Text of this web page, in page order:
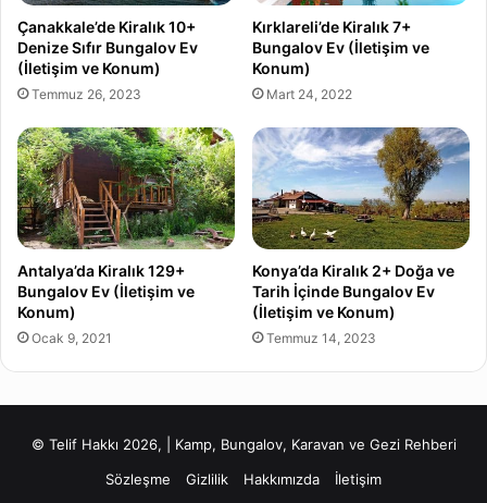
Çanakkale’de Kiralık 10+
Denize Sıfır Bungalov Ev
(İletişim ve Konum)
Temmuz 26, 2023
Kırklareli’de Kiralık 7+
Bungalov Ev (İletişim ve
Konum)
Mart 24, 2022
Antalya’da Kiralık 129+
Bungalov Ev (İletişim ve
Konum)
Ocak 9, 2021
Konya’da Kiralık 2+ Doğa ve
Tarih İçinde Bungalov Ev
(İletişim ve Konum)
Temmuz 14, 2023
© Telif Hakkı 2026, | Kamp, Bungalov, Karavan ve Gezi Rehberi
Sözleşme
Gizlilik Hakkımızda İletişim